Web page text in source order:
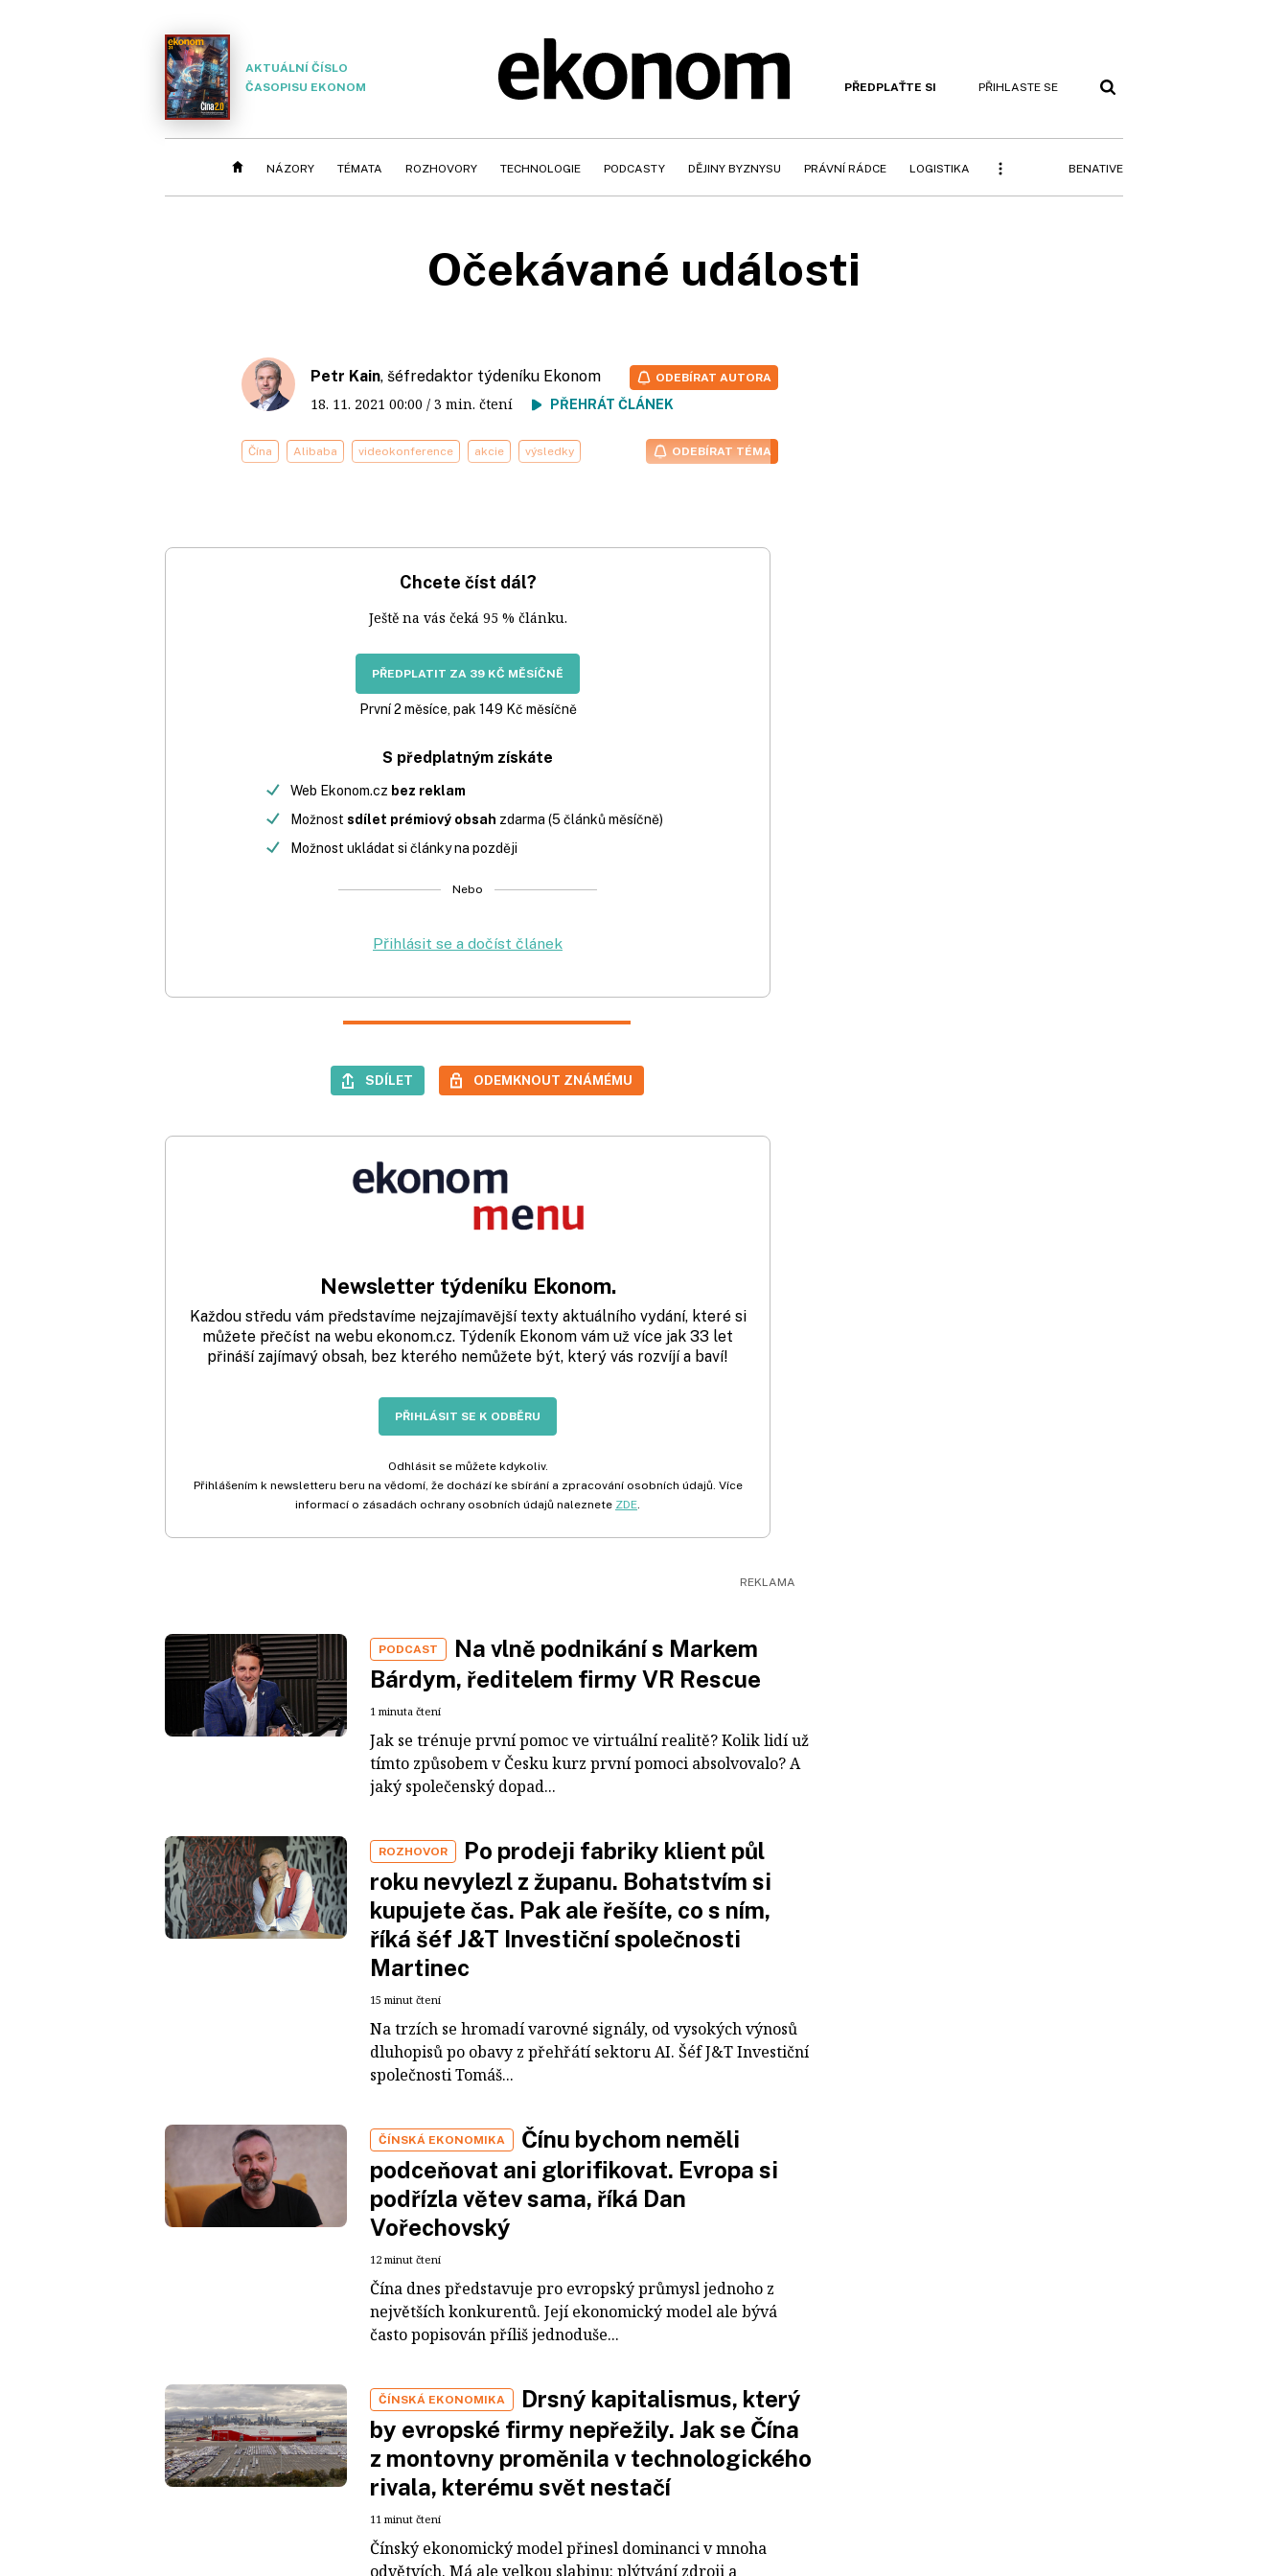
AKTUÁLNÍ ČÍSLO
ČASOPISU EKONOM
PŘEDPLAŤTE SI PŘIHLASTE SE
NÁZORY TÉMATA ROZHOVORY TECHNOLOGIE PODCASTY DĚJINY BYZNYSU PRÁVNÍ RÁDCE LOGISTIKA BENATIVE
Očekávané události
Petr Kain, šéfredaktor týdeníku Ekonom
18. 11. 2021 00:00 / 3 min. čtení PŘEHRÁT ČLÁNEK
ODEBÍRAT AUTORA
Čína Alibaba videokonference akcie výsledky ODEBÍRAT TÉMA
Chcete číst dál?
Ještě na vás čeká 95 % článku.
PŘEDPLATIT ZA 39 KČ MĚSÍČNĚ
První 2 měsíce, pak 149 Kč měsíčně
S předplatným získáte
Web Ekonom.cz bez reklam
Možnost sdílet prémiový obsah zdarma (5 článků měsíčně)
Možnost ukládat si články na později
Nebo
Přihlásit se a dočíst článek
SDÍLET ODEMKNOUT ZNÁMÉMU
Newsletter týdeníku Ekonom.
Každou středu vám představíme nejzajímavější texty aktuálního vydání, které si
můžete přečíst na webu ekonom.cz. Týdeník Ekonom vám už více jak 33 let
přináší zajímavý obsah, bez kterého nemůžete být, který vás rozvíjí a baví!
PŘIHLÁSIT SE K ODBĚRU
Odhlásit se můžete kdykoliv.
Přihlášením k newsletteru beru na vědomí, že dochází ke sbírání a zpracování osobních údajů. Více
informací o zásadách ochrany osobních údajů naleznete ZDE.
PODCAST
Na vlně podnikání s Markem
Bárdym, ředitelem firmy VR Rescue
1 minuta čtení
Jak se trénuje první pomoc ve virtuální realitě? Kolik lidí už
tímto způsobem v Česku kurz první pomoci absolvovalo? A
jaký společenský dopad...
ROZHOVOR
Po prodeji fabriky klient půl
roku nevylezl z županu. Bohatstvím si
kupujete čas. Pak ale řešíte, co s ním,
říká šéf J&T Investiční společnosti
Martinec
15 minut čtení
Na trzích se hromadí varovné signály, od vysokých výnosů
dluhopisů po obavy z přehřátí sektoru AI. Šéf J&T Investiční
společnosti Tomáš...
ČÍNSKÁ EKONOMIKA
Čínu bychom neměli
podceňovat ani glorifikovat. Evropa si
podřízla větev sama, říká Dan
Vořechovský
12 minut čtení
Čína dnes představuje pro evropský průmysl jednoho z
největších konkurentů. Její ekonomický model ale bývá
často popisován příliš jednoduše...
ČÍNSKÁ EKONOMIKA
Drsný kapitalismus, který
by evropské firmy nepřežily. Jak se Čína
z montovny proměnila v technologického
rivala, kterému svět nestačí
11 minut čtení
Čínský ekonomický model přinesl dominanci v mnoha
odvětvích. Má ale velkou slabinu: plýtvání zdroji a